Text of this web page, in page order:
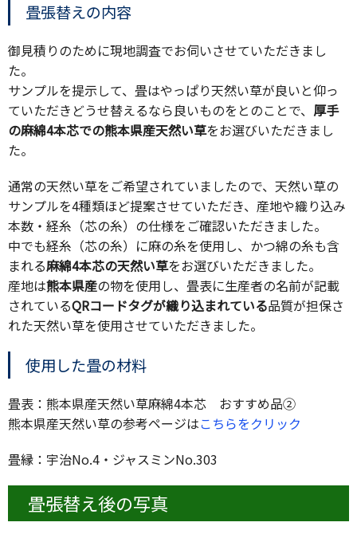
畳張替えの内容
御見積りのために現地調査でお伺いさせていただきまし
た。
サンプルを提示して、畳はやっぱり天然い草が良いと仰っ
ていただきどうせ替えるなら良いものをとのことで、 厚手
の麻綿4本芯での熊本県産天然い草をお選びいただきまし
た。
通常の天然い草をご希望されていましたので、天然い草の
サンプルを4種類ほど提案させていただき、産地や織り込み
本数・経糸（芯の糸）の仕様をご確認いただきました。
中でも経糸（芯の糸）に麻の糸を使用し、かつ綿の糸も含
まれる麻綿4本芯の天然い草をお選びいただきました。
産地は熊本県産の物を使用し、畳表に生産者の名前が記載
されているQRコードタグが織り込まれている品質が担保さ
れた天然い草を使用させていただきました。
使用した畳の材料
畳表：熊本県産天然い草麻綿4本芯 おすすめ品②
熊本県産天然い草の参考ページはこちらをクリック
畳縁：宇治No.4・ジャスミンNo.303
畳張替え後の写真